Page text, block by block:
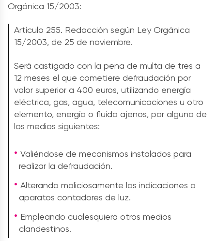
Orgánica 15/2003:
Artículo 255. Redacción según Ley Orgánica
15/2003, de 25 de noviembre.
Será castigado con la pena de multa de tres a
12 meses el que cometiere defraudación por
valor superior a 400 euros, utilizando energía
eléctrica, gas, agua, telecomunicaciones u otro
elemento, energía o fluido ajenos, por alguno de
los medios siguientes:
Valiéndose de mecanismos instalados para
realizar la defraudación.
Alterando maliciosamente las indicaciones o
aparatos contadores de luz.
Empleando cualesquiera otros medios
clandestinos.